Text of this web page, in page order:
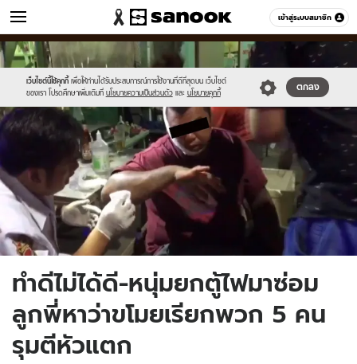
เข้าสู่ระบบสมาชิก
ข่าว หมวดอื่นๆ
เว็บไซต์นี้ใช้คุกกี้ เพื่อให้ท่านได้รับประสบการณ์การใช้งานที่ดีที่สุดบน เว็บไซต์
ของเรา โปรดศึกษาเพิ่มเติมที่ นโยบายความเป็นส่วนตัว และ นโยบายคุกกี้
ตกลง
Sanook
//s.isanook.com/sr/0/images/logo-
new-
sanook.png
600
60
//s.isanook.com/ns/0/ud/1527/7639786/4.jpg
ทำดีไม่ได้ดี-หนุ่มยกตู้ไฟมาซ่อม
ลูกพี่หาว่าขโมยเรียกพวก 5 คน
รุมตีหัวแตก